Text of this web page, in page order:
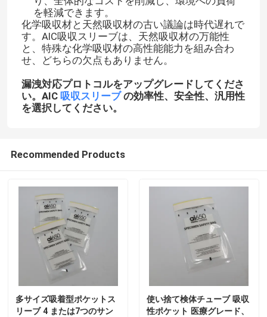
製品
ビデオ
わたしたち に つい て
品質管理
ニュース
引金 を 求め て ください
95Kpa袋
95kPa標本の輸送袋
を軽減できます。
化学吸収材と天然吸収材の古い議論は時代遅れで
す。AIC吸収スリーブは、天然吸収材の万能性
と、特殊な化学吸収材の高性能能力を組み合わ
せ、どちらの欠点もありません。
漏洩対応プロトコルをアップグレードしてくださ
い。AIC 吸収スリーブの効率性、安全性、汎用性
を選択してください。
Recommended Products
多サイズ吸着型ポケットス
リーブ 4 または7つのサン
使い捨て検体チューブ 吸収
性ポケット 医療グレード、